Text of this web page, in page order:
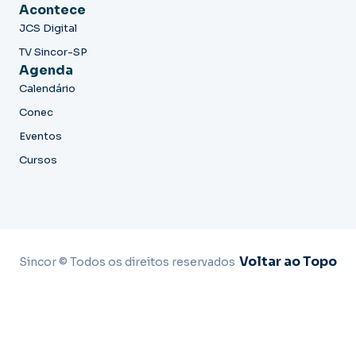
Acontece
JCS Digital
TV Sincor-SP
Agenda
Calendário
Conec
Eventos
Cursos
Sincor © Todos os direitos reservados Voltar ao Topo